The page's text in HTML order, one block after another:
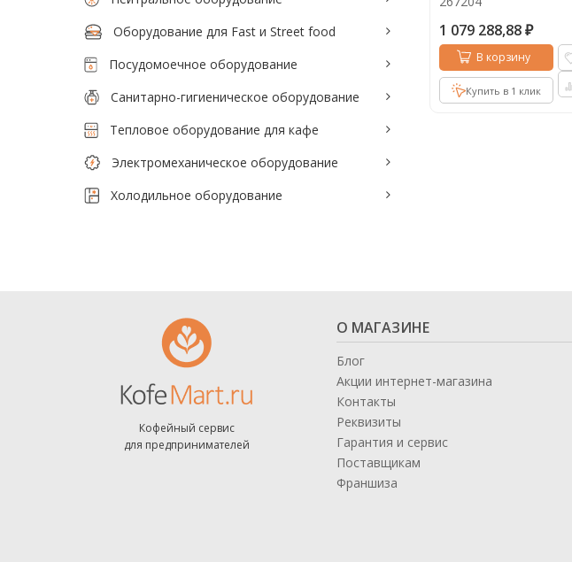
Нейтральное оборудование
Оборудование для Fast и Street food
Санитарно-гигиеническое
оборудование
Тепловое оборудование для кафе
Электромеханическое оборудование
1 079 288,88 ₽
В корзину
Купить в 1 клик
Оборудование для Fast и Street food
Посудомоечное оборудование
Санитарно-гигиеническое оборудование
Тепловое оборудование для кафе
Электромеханическое оборудование
Холодильное оборудование
Кофейный сервис
для предпринимателей
О МАГАЗИНЕ
Блог
Акции интернет-магазина
Контакты
Реквизиты
Гарантия и сервис
Поставщикам
Франшиза